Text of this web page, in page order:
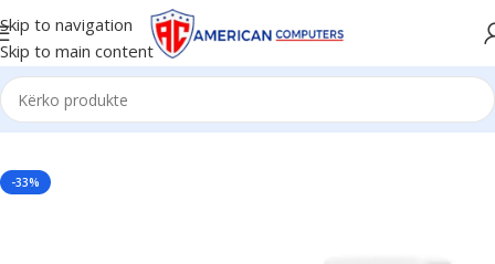
Skip to navigation
Skip to main content
Kreu/Network/Switch
-33%